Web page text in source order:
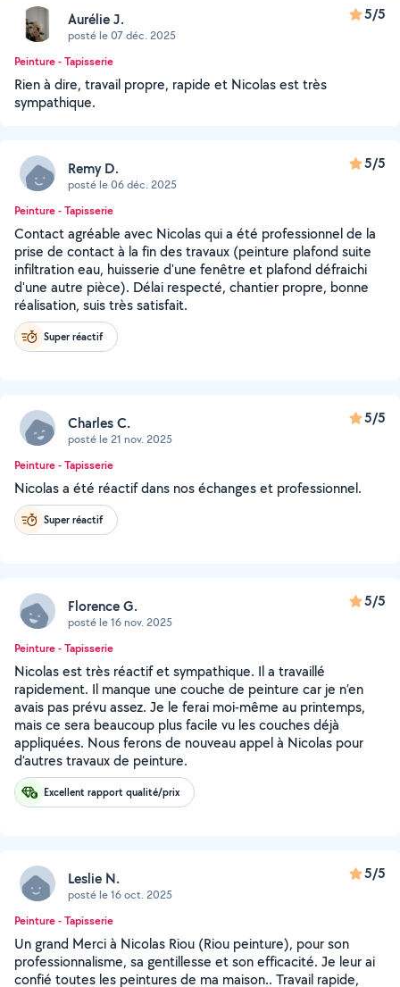
Aurélie J.
posté le 07 déc. 2025
5/5
Peinture - Tapisserie
Rien à dire, travail propre, rapide et Nicolas est très
sympathique.
Remy D.
posté le 06 déc. 2025
5/5
Peinture - Tapisserie
Contact agréable avec Nicolas qui a été professionnel de la
prise de contact à la fin des travaux (peinture plafond suite
infiltration eau, huisserie d'une fenêtre et plafond défraichi
d'une autre pièce). Délai respecté, chantier propre, bonne
réalisation, suis très satisfait.
Super réactif
Charles C.
posté le 21 nov. 2025
5/5
Peinture - Tapisserie
Nicolas a été réactif dans nos échanges et professionnel.
Super réactif
Florence G.
posté le 16 nov. 2025
5/5
Peinture - Tapisserie
Nicolas est très réactif et sympathique. Il a travaillé
rapidement. Il manque une couche de peinture car je n’en
avais pas prévu assez. Je le ferai moi-même au printemps,
mais ce sera beaucoup plus facile vu les couches déjà
appliquées. Nous ferons de nouveau appel à Nicolas pour
d’autres travaux de peinture.
Excellent rapport qualité/prix
Leslie N.
posté le 16 oct. 2025
5/5
Peinture - Tapisserie
Un grand Merci à Nicolas Riou (Riou peinture), pour son
professionnalisme, sa gentillesse et son efficacité. Je leur ai
confié toutes les peintures de ma maison.. Travail rapide,